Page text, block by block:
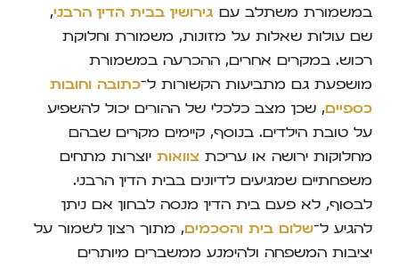
במשמורת משתלב עם גירושין בבית הדין הרבני,
שם עולות שאלות על מזונות, משמורת וחלוקת
רכוש. במקרים אחרים, ההכרעה במשמורת
מושפעת גם מתביעות הקשורות ל־כתובה וחובות
כספיים, שכן מצב כלכלי של ההורים יכול להשפיע
על טובת הילדים. בנוסף, קיימים מקרים שבהם
מחלוקות ירושה או עריכת צוואות יוצרות מתחים
משפחתיים שמגיעים לדיונים בבית הדין הרבני.
לבסוף, לא פעם בית הדין מנסה לבחון אם ניתן
להגיע ל־שלום בית והסכמים, מתוך רצון לשמור על
יציבות המשפחה ולהימנע ממשברים מיותרים